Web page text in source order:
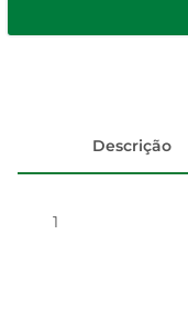
Descrição
1